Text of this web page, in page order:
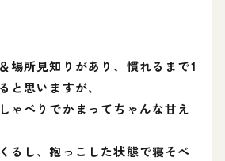
場所見知りがあり、慣れるまで1
と思いますが、
ゃべりでかまってちゃんな甘え
るし、抱っこした状態で寝そべ